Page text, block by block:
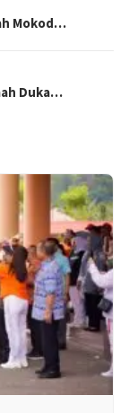
Mokod…
Duka…